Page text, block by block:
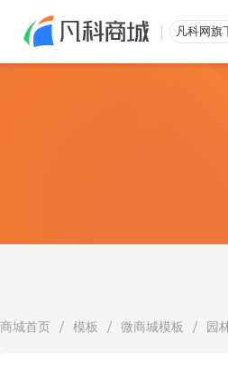
凡科网旗
商城首页 / 模板 / 微商城模板 / 园